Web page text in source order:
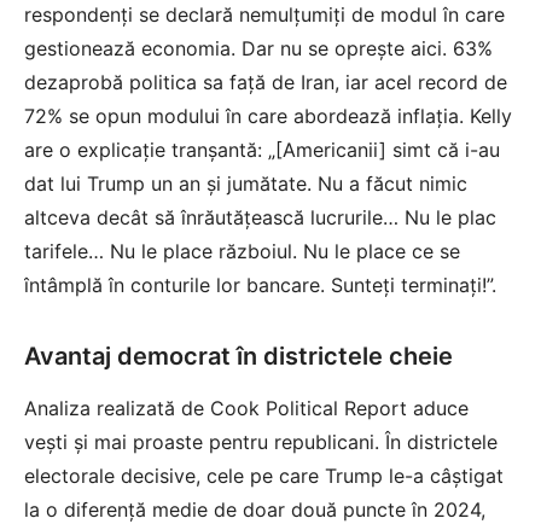
respondenți se declară nemulțumiți de modul în care
gestionează economia. Dar nu se oprește aici. 63%
dezaprobă politica sa față de Iran, iar acel record de
72% se opun modului în care abordează inflația. Kelly
are o explicație tranșantă: „[Americanii] simt că i-au
dat lui Trump un an și jumătate. Nu a făcut nimic
altceva decât să înrăutățească lucrurile… Nu le plac
tarifele… Nu le place războiul. Nu le place ce se
întâmplă în conturile lor bancare. Sunteți terminați!”.
Avantaj democrat în districtele cheie
Analiza realizată de Cook Political Report aduce
vești și mai proaste pentru republicani. În districtele
electorale decisive, cele pe care Trump le-a câștigat
la o diferență medie de doar două puncte în 2024,